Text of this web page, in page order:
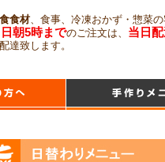
食材、食事、冷凍おかず・惣菜
朝5時までのご注文は、 当日
達致します。